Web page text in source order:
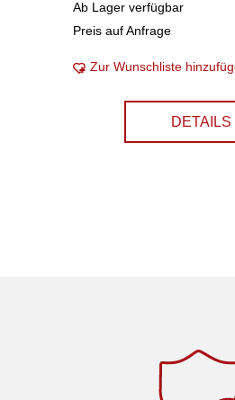
Ab Lager verfügbar
Preis auf Anfrage
Zur Wunschliste
DETAILS